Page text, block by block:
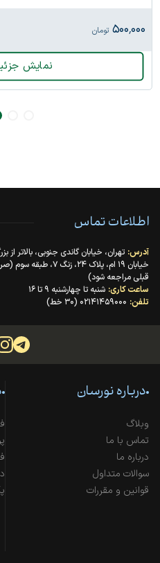
۵۰۰٬۰۰۰ تومان
نمایش
اطلاعات تماس
آدرس: تهران، خیابان گاندی جنوبی، بالاتر از
خیابان ۱۹ ام، پلاک ۲۴، زنگ
قبلی مراجعه شود)
ساعت کاری: شنبه تا چهارشنبه ۹ تا ۱۶
تلفن: ۰۲۱۴۱۴۵۹۰۰۰ (۳۰ خط)
درباره نورسان
وبلاگ
تماس با ما
درباره ما
سوالات متداول
قوانین و مقررات